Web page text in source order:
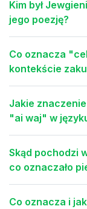
Kim był
jego poezję?
Co oznacza
kontekście
Jakie
"ai waj" w
Skąd pochodzi
co oznaczało
Co oznacza i